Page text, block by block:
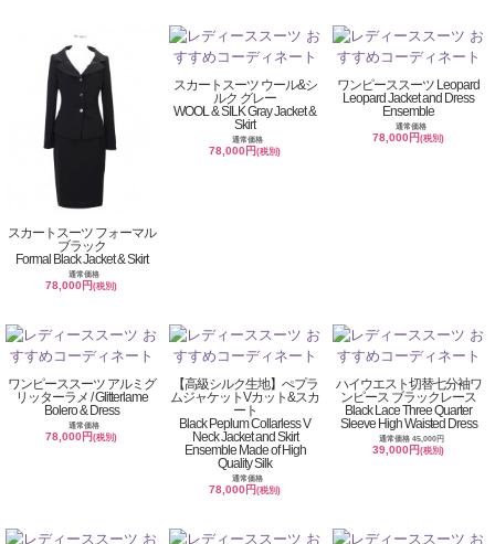
スカートスーツ フォーマル
ブラック
Formal Black Jacket & Skirt
通常価格
78,000円(税別)
スカートスーツ ウール&シ
ルク グレー
WOOL & SILK Gray Jacket &
Skirt
通常価格
78,000円(税別)
ワンピーススーツ Leopard
Leopard Jacket and Dress
Ensemble
通常価格
78,000円(税別)
ワンピーススーツ アルミグ
リッターラメ / Glitterlame
Bolero & Dress
通常価格
78,000円(税別)
【高級シルク生地】ぺプラ
ムジャケットVカット&スカ
ート
Black Peplum Collarless V
Neck Jacket and Skirt
Ensemble Made of High
Quality Silk
通常価格
78,000円(税別)
ハイウエスト切替七分袖ワ
ンピース ブラックレース
Black Lace Three Quarter
Sleeve High Waisted Dress
通常価格 45,000円
39,000円(税別)